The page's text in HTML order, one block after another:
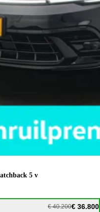
5 v
€ 40.200€ 36.800